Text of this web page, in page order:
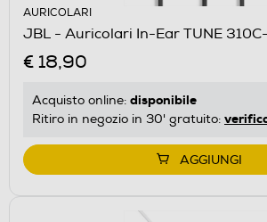
AURICOLARI
JBL - Auricolari In-Ear TUNE
€ 18,90
Acquisto online: disponibile
Ritiro in negozio in 30' gratuito:
AGGIUNGI